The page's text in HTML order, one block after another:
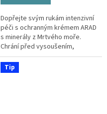
hvězdiček.
Dopřejte svým rukám intenzivní
péči s ochranným krémem ARAD
s minerály z Mrtvého moře.
Chrání před vysoušením,
podrážděním a zanechává
pokožku hydratovanou a
hebkou. Ideální pro...
Tip